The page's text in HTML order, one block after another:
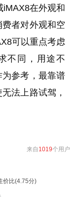
在外观和
者对外观和空
可以重点考虑
不同，用途不
参考，最靠谱
法上路试驾，
来自 1019个用户